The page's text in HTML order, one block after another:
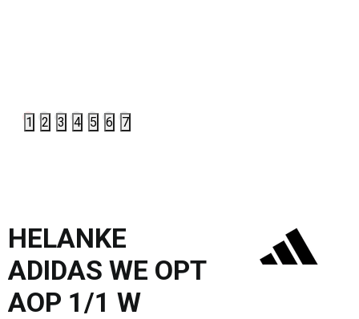
1 2 3 4 5 6 7
HELANKE
ADIDAS WE OPT
AOP 1/1 W